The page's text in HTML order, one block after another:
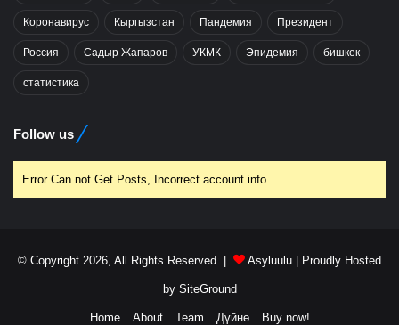
Коронавирус Кыргызстан Пандемия Президент
Россия Садыр Жапаров УКМК Эпидемия бишкек
статистика
Follow us
Error Can not Get Posts, Incorrect account info.
© Copyright 2026, All Rights Reserved | Asyluulu | Proudly Hosted
by SiteGround
Home About Team Дүйнө Buy now!